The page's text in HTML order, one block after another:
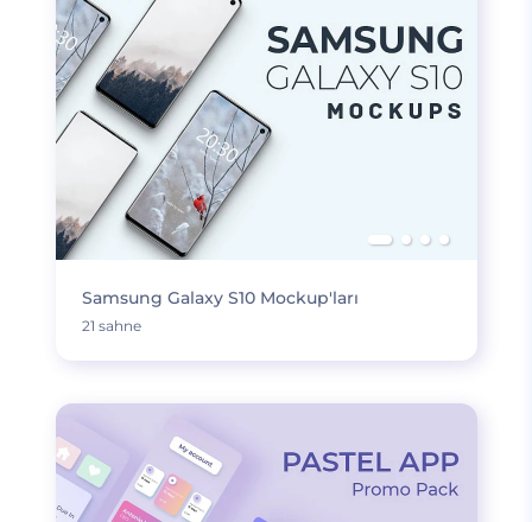
Samsung Galaxy S10 Mockup'ları
21 sahne